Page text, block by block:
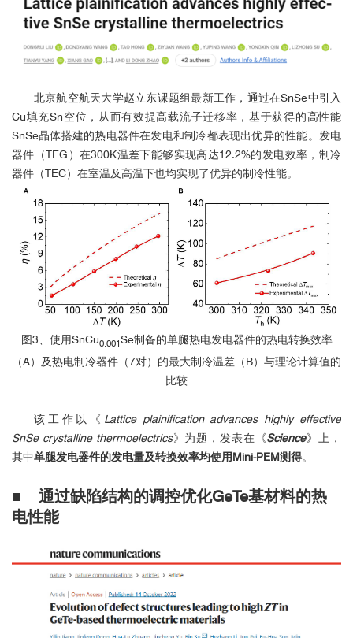
北京航空航天大学赵立东课题组最新工作， 通过在SnSe中引入
Cu填充Sn空位，从而有效提高载流子迁移率，基于获得的高性能
SnSe晶体搭建的热电器件在发电和制冷都表现出优异的性能。发电
器件（TEG）在300K温差下能够实现高达12.2%的发电效率，制冷
器件（TEC）在室温及高温下也均实现了优异的制冷性能。
图3、使用SnCu0.001Se制备的单腿热电发电器件的热电转换效率
（A）及热电制冷器件（7对）的最大制冷温差（B）与理论计算值的
比较
该工作以《 Lattice plainification advances highly effective
SnSe crystalline thermoelectrics》为题，发表在《Science》上，
其中单腿发电器件的发电量及转换效率均使用Mini-PEM测得。
■ 通过缺陷结构的调控优化GeTe基材料的热
电性能
☑ 碲化铋：
☑ 样品准备与测试数据